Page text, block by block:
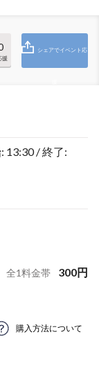
援
シェアでイベント応
13:30 / 終了:
全1料金帯 300円
購入方法について